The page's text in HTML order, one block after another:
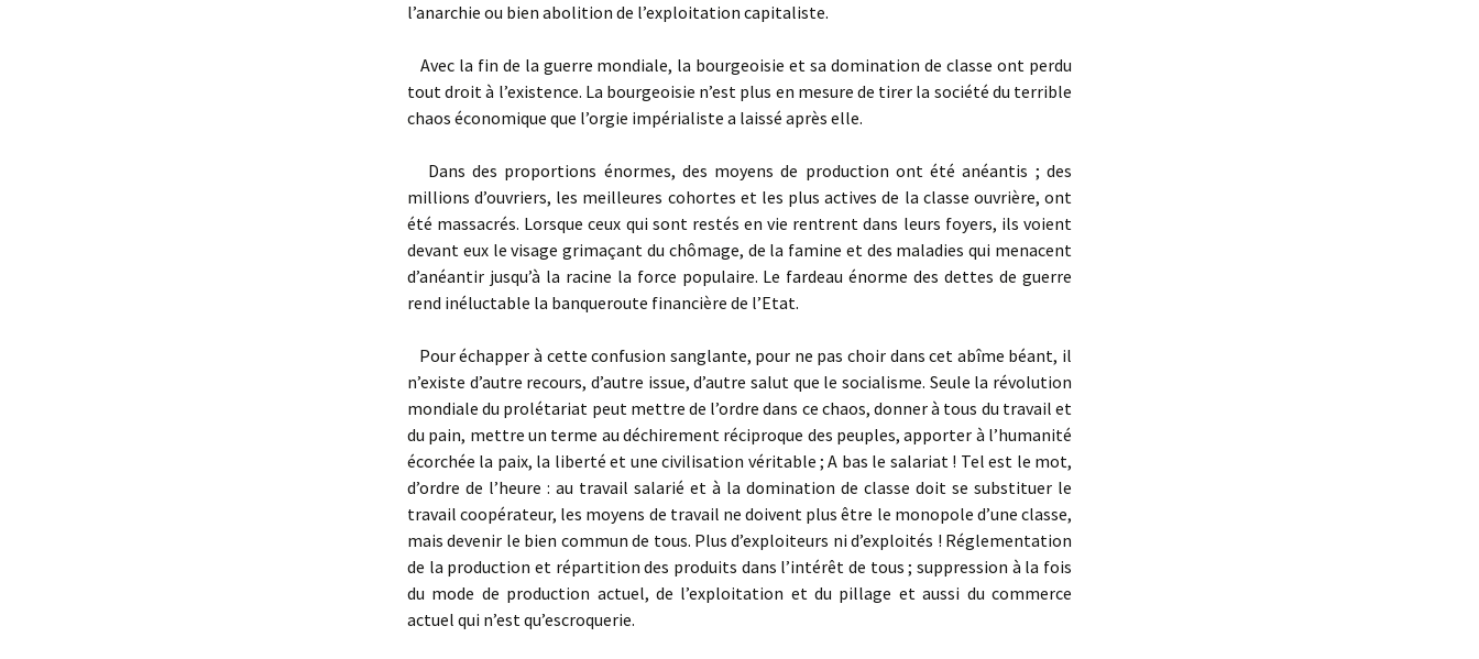
l’anarchie ou bien abolition de l’exploitation capitaliste.
Avec la fin de la guerre mondiale, la bourgeoisie et sa domination de classe ont perdu
tout droit à l’existence. La bourgeoisie n’est plus en mesure de tirer la société du terrible
chaos économique que l’orgie impérialiste a laissé après elle.
Dans des proportions énormes, des moyens de production ont été anéantis ; des
millions d’ouvriers, les meilleures cohortes et les plus actives de la classe ouvrière, ont
été massacrés. Lorsque ceux qui sont restés en vie rentrent dans leurs foyers, ils voient
devant eux le visage grimaçant du chômage, de la famine et des maladies qui menacent
d’anéantir jusqu’à la racine la force populaire. Le fardeau énorme des dettes de guerre
rend inéluctable la banqueroute financière de l’Etat.
Pour échapper à cette confusion sanglante, pour ne pas choir dans cet abîme béant, il
n’existe d’autre recours, d’autre issue, d’autre salut que le socialisme. Seule la révolution
mondiale du prolétariat peut mettre de l’ordre dans ce chaos, donner à tous du travail et
du pain, mettre un terme au déchirement réciproque des peuples, apporter à l’humanité
écorchée la paix, la liberté et une civilisation véritable ; A bas le salariat ! Tel est le mot,
d’ordre de l’heure : au travail salarié et à la domination de classe doit se substituer le
travail coopérateur, les moyens de travail ne doivent plus être le monopole d’une classe,
mais devenir le bien commun de tous. Plus d’exploiteurs ni d’exploités ! Réglementation
de la production et répartition des produits dans l’intérêt de tous ; suppression à la fois
du mode de production actuel, de l’exploitation et du pillage et aussi du commerce
actuel qui n’est qu’escroquerie.